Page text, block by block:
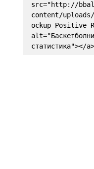
src="http://
content/uploads/
статистика"></a>